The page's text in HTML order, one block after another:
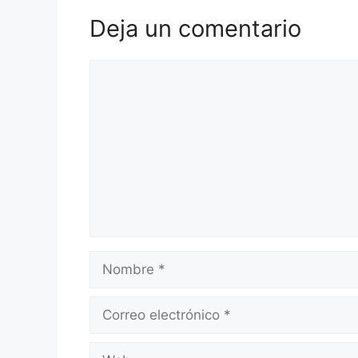
Deja un comentario
Nombre
Correo
Web